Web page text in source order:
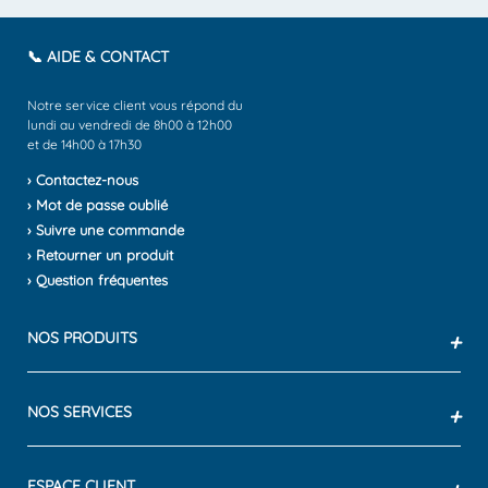
📞 AIDE & CONTACT
Notre service client vous répond du
lundi au vendredi de 8h00 à 12h00
et de 14h00 à 17h30
› Contactez-nous
› Mot de passe oublié
› Suivre une commande
› Retourner un produit
› Question fréquentes
NOS PRODUITS +
NOS SERVICES +